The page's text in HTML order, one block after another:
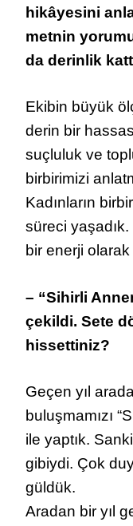
hikâyesini
metnin
da derinlik
Ekibin büyük
derin bir
suçluluk ve
birbirimizi
Kadınların
süreci
bir enerji olarak
– “Sihirli
çekildi. Sete
hissettiniz?
Geçen yıl
buluşmamızı
ile yaptık.
gibiydi. Çok
güldük.
Aradan bir yıl